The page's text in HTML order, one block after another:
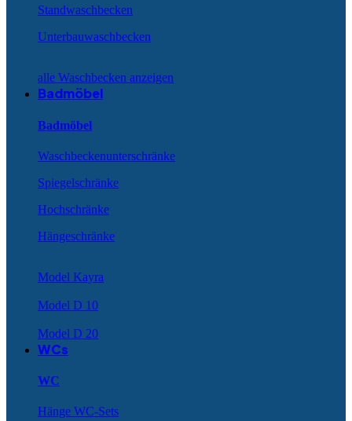
Standwaschbecken
Unterbauwaschbecken
alle Waschbecken anzeigen
Badmöbel
Badmöbel
Waschbeckenunterschränke
Spiegelschränke
Hochschränke
Hängeschränke
Model Kayra
Model D 10
Model D 20
WCs
WC
Hänge WC-Sets